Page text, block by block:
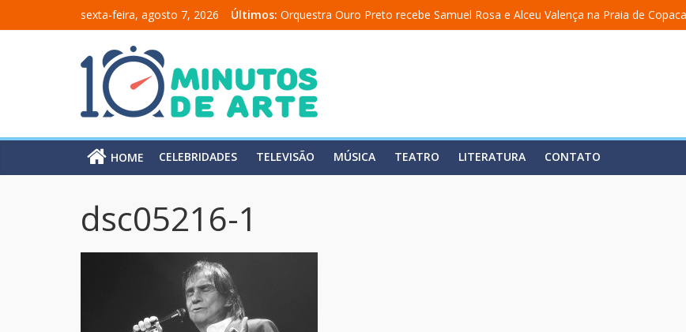
sexta-feira, agosto 7, 2026 Últimos: Orquestra Ouro Preto recebe Samuel Rosa e Alceu Valença na Praia de
“Comunicado a uma academia” ganha nova temporada na Fundição Progresso
Mônica Salmaso lança álbum em homenagem a Elizeth Cardoso
Carolina Chalita estreia o solo “Eu matei a Sherazade – Confissões De Uma
HOME CELEBRIDADES TELEVISÃO MÚSICA TEATRO LITERATURA CONTATO
dsc05216-1